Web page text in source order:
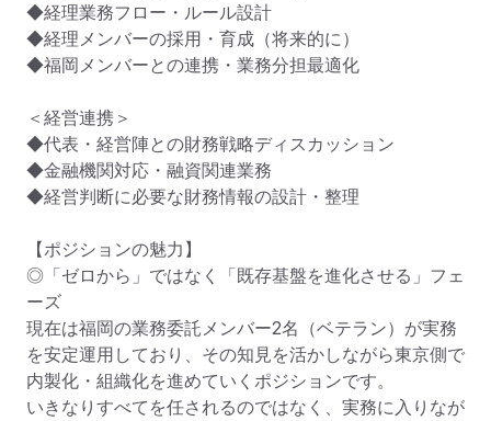
◆経理業務フロー・ルール設計
◆経理メンバーの採用・育成（将来的に）
◆福岡メンバーとの連携・業務分担最適化
＜経営連携＞
◆代表・経営陣との財務戦略ディスカッション
◆金融機関対応・融資関連業務
◆経営判断に必要な財務情報の設計・整理
【ポジションの魅力】
◎「ゼロから」ではなく「既存基盤を進化させる」フェ
ーズ
現在は福岡の業務委託メンバー2名（ベテラン）が実務
を安定運用しており、その知見を活かしながら東京側で
内製化・組織化を進めていくポジションです。
いきなりすべてを任されるのではなく、実務に入りなが